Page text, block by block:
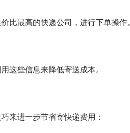
比最高的快递公司，进行下单操作。
这些信息来降低寄送成本。
来进一步节省寄快递费用：